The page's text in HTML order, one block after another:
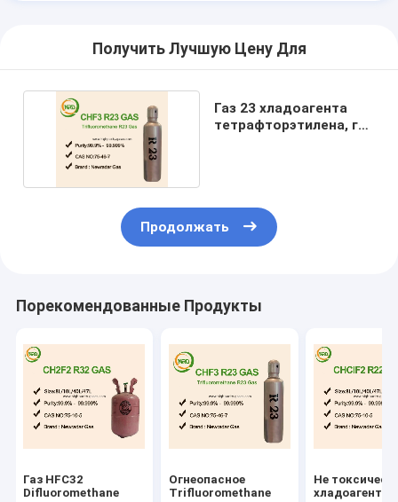
Получить Лучшую Цену Для
Газ 23 хладоагента
тетрафторэтилена, газ
Продолжать
Порекомендованные Продукты
Газ HFC32
Difluoromethane
Огнеопасное
Trifluoromethane
Не
хладоагент